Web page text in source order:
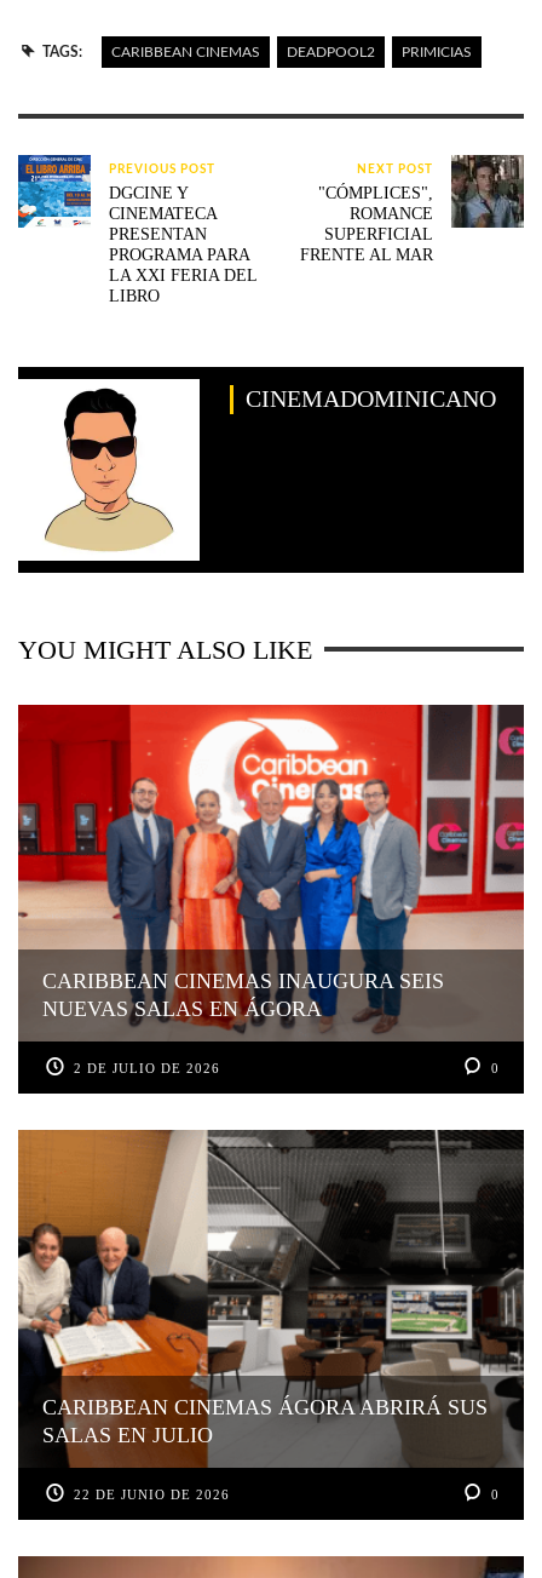
TAGS: CARIBBEAN CINEMAS DEADPOOL2 PRIMICIAS
PREVIOUS POST
DGCINE Y
CINEMATECA
PRESENTAN
PROGRAMA PARA
LA XXI FERIA DEL
LIBRO
NEXT POST
"CÓMPLICES",
ROMANCE
SUPERFICIAL
FRENTE AL MAR
CINEMADOMINICANO
YOU MIGHT ALSO LIKE
CARIBBEAN CINEMAS INAUGURA SEIS
NUEVAS SALAS EN ÁGORA
2 DE JULIO DE 2026 0
CARIBBEAN CINEMAS ÁGORA ABRIRÁ SUS
SALAS EN JULIO
22 DE JUNIO DE 2026 0